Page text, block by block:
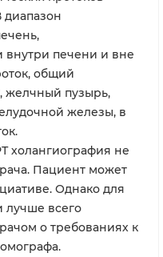
печени и вне
общий
желчный пузырь,
железы, в
холангиография не
Пациент может
Однако для
лучше всего
о требованиях к